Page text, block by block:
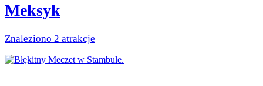
Meksyk
Znaleziono 2 atrakcje